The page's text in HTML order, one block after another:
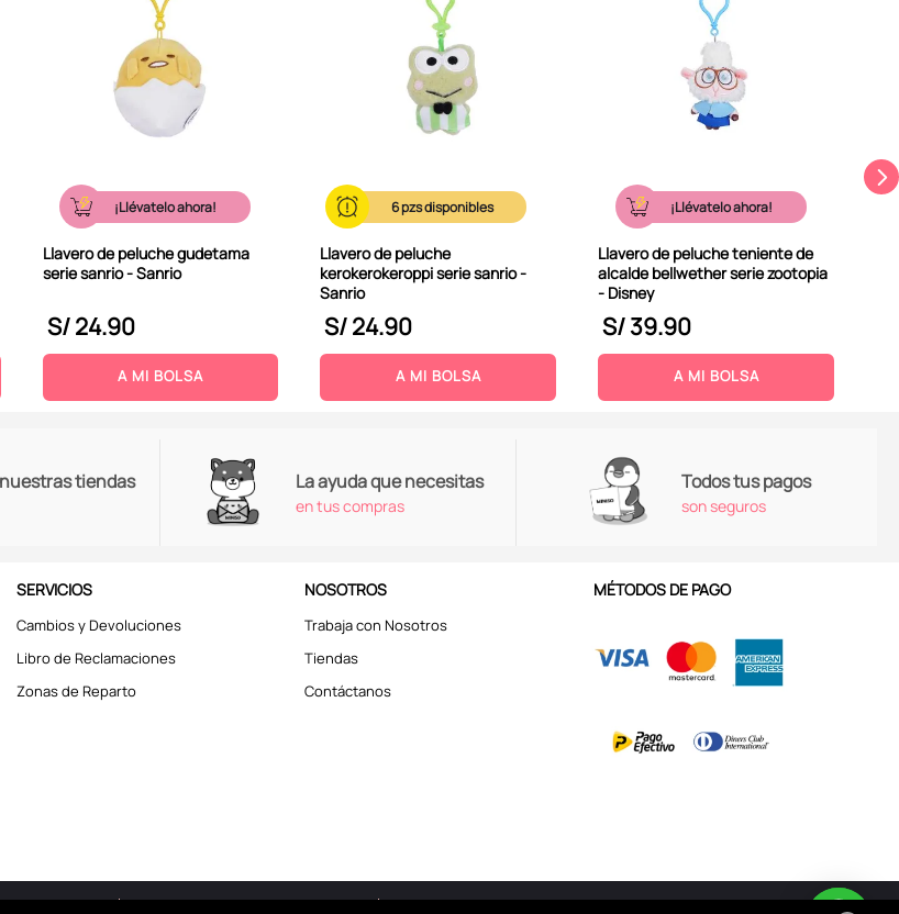
¡Llévatelo ahora!
Llavero de peluche gudetama
serie sanrio - Sanrio
S/24.90
A MI BOLSA
6
Llavero de peluche
kerokerokeroppi serie sanrio -
Sanrio
S/24.90
A MI BOLSA
¡Llévatelo ahora!
Llavero de peluche teniente de
alcalde bellwether serie zootopia
- Disney
S/39.90
A MI BOLSA
tiendas La ayuda que necesitas
en tus compras
Todos tus pagos
son seguros
SERVICIOS
Cambios y Devoluciones
Libro de Reclamaciones
Zonas de Reparto
NOSOTROS
Trabaja con Nosotros
Tiendas
Contáctanos
MÉTODOS DE PAGO
© 2025 Términos y Condiciones Aviso de Privacidad